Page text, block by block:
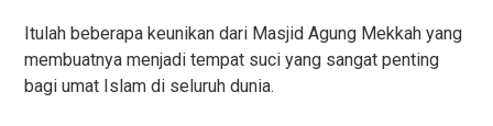
Itulah beberapa keunikan dari Masjid Agung Mekkah yang
membuatnya menjadi tempat suci yang sangat penting
bagi umat Islam di seluruh dunia.